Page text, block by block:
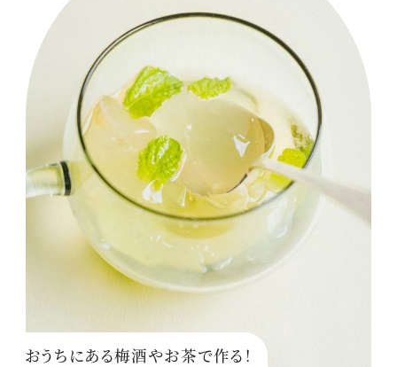
おうちにある梅酒やお茶で作る！